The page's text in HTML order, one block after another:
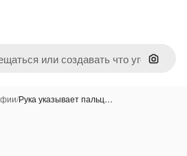
Поиск
/Рука указывает пальц…